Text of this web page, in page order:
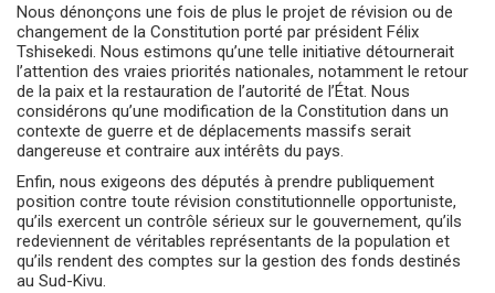
Nous dénonçons une fois de plus le projet de révision ou de
changement de la Constitution porté par président Félix
Tshisekedi. Nous estimons qu’une telle initiative détournerait
l’attention des vraies priorités nationales, notamment le retour
de la paix et la restauration de l’autorité de l’État. Nous
considérons qu’une modification de la Constitution dans un
contexte de guerre et de déplacements massifs serait
dangereuse et contraire aux intérêts du pays.
Enfin, nous exigeons des députés à prendre publiquement
position contre toute révision constitutionnelle opportuniste,
qu’ils exercent un contrôle sérieux sur le gouvernement, qu’ils
redeviennent de véritables représentants de la population et
qu’ils rendent des comptes sur la gestion des fonds destinés
au Sud-Kivu.